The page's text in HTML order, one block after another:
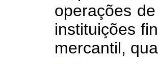
operações
instituições
mercantil,